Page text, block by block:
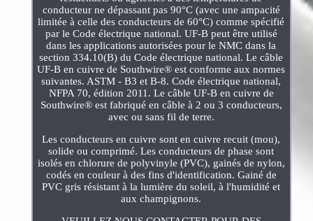
conducteur ne dépassant pas 90°C (avec une ampacité
limitée à celle des conducteurs de 60°C) comme spécifié
par le Code électrique national. UF-B peut être utilisé
dans les applications autorisées pour le NMC dans la
section 334.10(B) du Code électrique national. Le câble
UF-B en cuivre de Southwire® est conforme aux normes
suivantes. ASTM - B3 et B-8. Code électrique national,
NFPA 70, édition 2011. Le câble UF-B en cuivre de
Southwire® est fabriqué en câble à 2 ou 3 conducteurs,
avec ou sans fil de terre.
Les conducteurs en cuivre sont en cuivre recuit (mou),
solide ou comprimé. Les conducteurs de phase sont
isolés en chlorure de polyvinyle (PVC), gainés de nylon,
codés en couleur à des fins d'identification. Gainé de
PVC gris résistant à la lumière du soleil, à l'humidité et
aux champignons.